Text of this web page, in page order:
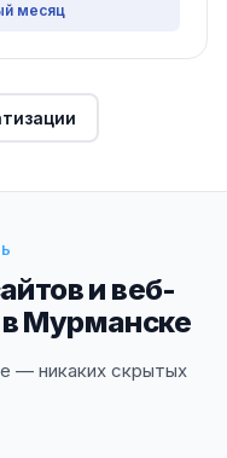
месяц
и веб-
в Мурманске
— никаких скрытых